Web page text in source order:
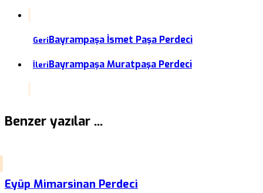
GeriBayrampaşa İsmet Paşa Perdeci
İleriBayrampaşa Muratpaşa Perdeci
Benzer yazılar ...
Eyüp Mimarsinan Perdeci